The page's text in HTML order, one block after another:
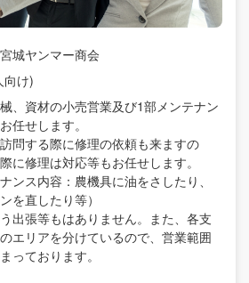
城ヤンマー商会
向け)
、資材の小売営業及び1部メンテナン
任せします。
問する際に修理の依頼も来ますの
に修理は対応等もお任せします。
ナンス内容：農機具に油をさしたり、
を直したり等）
出張等もはありません。また、各支
エリアを分けているので、営業範囲
っております。